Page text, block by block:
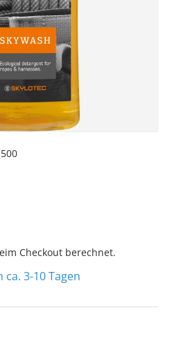
Checkout berechnet.
3-10 Tagen